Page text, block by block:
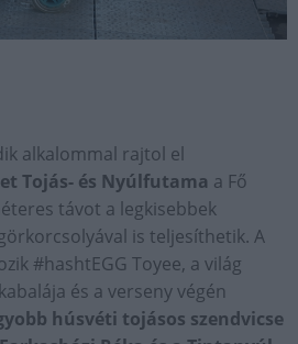
alkalommal rajtol el
Tojás- és Nyúlfutama a Fő
távot a legkisebbek
is teljesíthetik. A
#hashtEGG Toyee, a világ
és a verseny végén
húsvéti tojásos szendvicse